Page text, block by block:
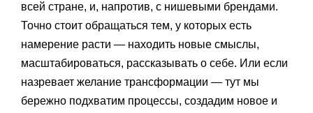
всей стране, и, напротив, с нишевыми брендами.
Точно стоит обращаться тем, у которых есть
намерение расти — находить новые смыслы,
масштабироваться, рассказывать о себе. Или если
назревает желание трансформации — тут мы
бережно подхватим процессы, создадим новое и